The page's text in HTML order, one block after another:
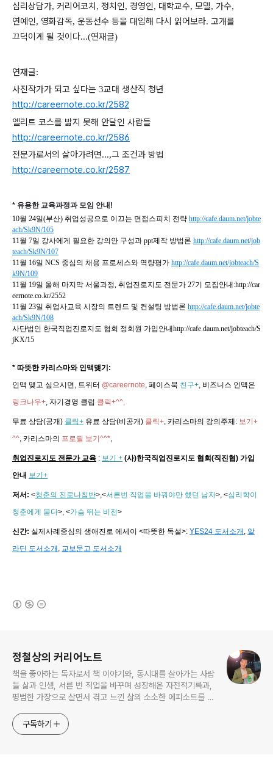
심리상담가, 커리어코치, 정치인, 경영인, 대학교수, 모델, 가수,
연예인, 영화감독, 운동선수 등을 대입해 다시 읽어보라. 고개를
끄덕이게 될 것이다...(연재글)
연재글:
사진작가가 되고 싶다는 3교대 생산직 청년
http://careernote.co.kr/2582
엘리트 코스를 밟지 못해 안달인 사람들
http://careernote.co.kr/2586
전문가로서의 살아가려면...,그 조건과 방법
http://careernote.co.kr/2587
* 유용한 교육과정과 모임 안내!
10월 24일(부산) 취업성공으로 이끄는 면접스피치 전략 http://cafe.daum.net/jobte
ach/Sk9N/105
11월 7일 강사에게 필요한 강의안 구성과 ppt제작 방법론 http://cafe.daum.net/job
teach/Sk9N/107
11월 16일 NCS 중심의 채용 프로세스와 역량평가 http://cafe.daum.net/jobteach/S
k9N/109
11월 19일 올해 마지막 서울과정, 취업진로지도 전문가 27기 모집안내:http://car
eernote.co.kr/2552
11월 23일 취업사교육 시장의 트렌드 및 컨설팅 방법론 http://cafe.daum.net/jobte
ach/Sk9N/108
사단법인 한국직업진로지도 협회 정회원 가입안내http://cafe.daum.net/jobteach/S
jKX/15
* 따뜻한 카리스마와 인맥맺기:
인맥 맺고 싶으시면, 트위터 @careernote , 페이스북 친구+ , 비즈니스 인맥은
링크나우+ , 자기경영 클럽 클릭+^^,
무료 상담(공개) 클릭+ 유료 상담(비공개) 클릭+ 카리스마의 강의주제: 보기+
^^ 카리스마의 프로필 보기^^*
취업진로지도 전문가 교육 : 보기 + (사)한국직업진로지도 협회(직진협) 가입
안내 보기+
저서: <청춘의 진로나침반>, <서른번 직업을 바꿔야만 했던 남자>, <심리학이
청춘에게 묻다>, <가슴 뛰는 비전>
신간: 실제사례중심의 생애진로 에세이 <따뜻한 독설>: YES24 도서소개 알
라딘 도서소개
교보문고 도서소개
정철상의 커리어노트
책을 좋아하는 독자로서 책 이야기와, 동시대를 살아가는 사람
들 삶과 인생, 서른 번 직업을 바꾸며 성장해온 자전적기록과,
평범한 가장으로 살면서 겪고 느낀 삶의 소소한 에피소드를 전
고픈 커리어코치, 유튜브: 정교수의 인생수업
구독하기